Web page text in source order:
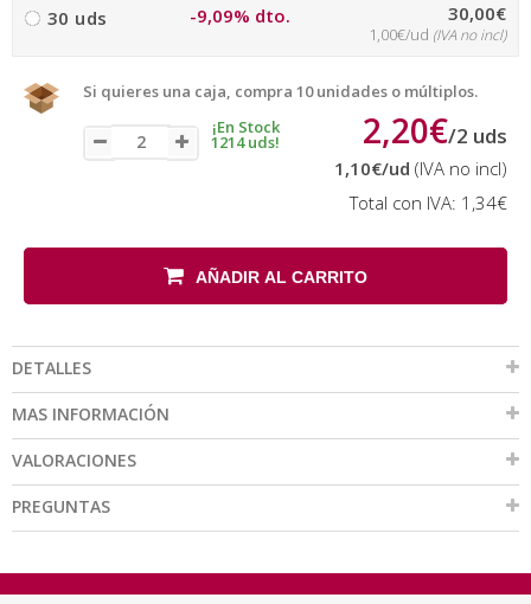
30 uds -9,09% dto. 30,00€
1,00€/ud (IVA no incl)
Si quieres una caja, compra 10 unidades o múltiplos.
¡En Stock
1214 uds! 2,20€/2 uds
1,10€/ud (IVA no incl)
Total con IVA: 1,34€
AÑADIR AL CARRITO
DETALLES
MAS INFORMACIÓN
VALORACIONES
PREGUNTAS